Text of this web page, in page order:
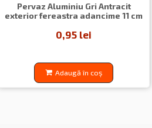
Pervaz Aluminiu Gri Antracit
exterior fereastra adancime 11 cm
0,95 lei
Adaugă în coș